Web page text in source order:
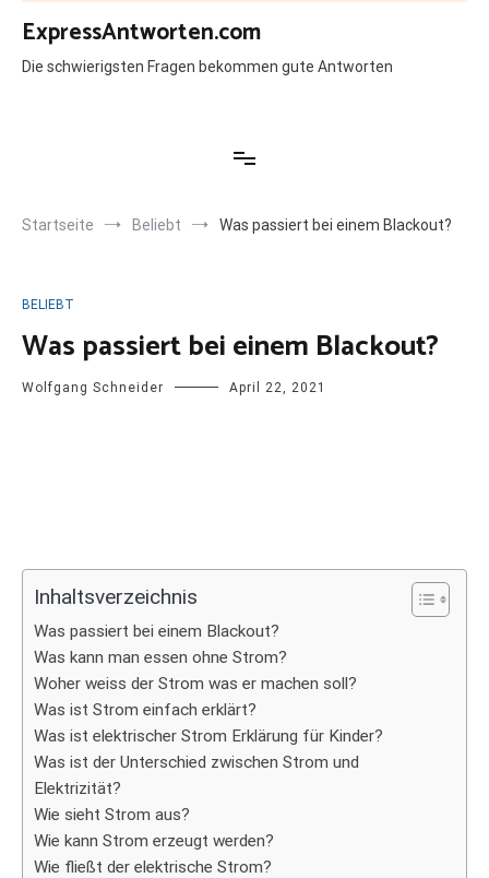
Zum
Inhalt
springen
ExpressAntworten.com
Die schwierigsten Fragen bekommen gute Antworten
Startseite Beliebt Was passiert bei einem Blackout?
BELIEBT
Was passiert bei einem Blackout?
Wolfgang Schneider April 22, 2021
Inhaltsverzeichnis
Was passiert bei einem Blackout?
Was kann man essen ohne Strom?
Woher weiss der Strom was er machen soll?
Was ist Strom einfach erklärt?
Was ist elektrischer Strom Erklärung für Kinder?
Was ist der Unterschied zwischen Strom und
Elektrizität?
Wie sieht Strom aus?
Wie kann Strom erzeugt werden?
Wie fließt der elektrische Strom?